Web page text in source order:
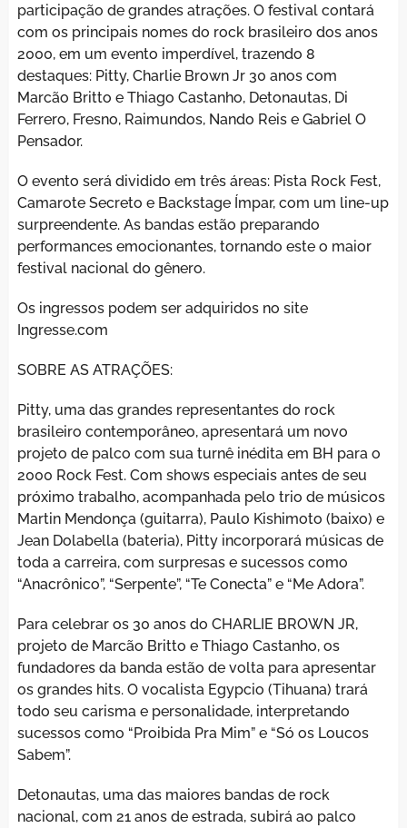
participação de grandes atrações. O festival contará
com os principais nomes do rock brasileiro dos anos
2000, em um evento imperdível, trazendo 8
destaques: Pitty, Charlie Brown Jr 30 anos com
Marcão Britto e Thiago Castanho, Detonautas, Di
Ferrero, Fresno, Raimundos, Nando Reis e Gabriel O
Pensador.
O evento será dividido em três áreas: Pista Rock Fest,
Camarote Secreto e Backstage Ímpar, com um line-up
surpreendente. As bandas estão preparando
performances emocionantes, tornando este o maior
festival nacional do gênero.
Os ingressos podem ser adquiridos no site
Ingresse.com
SOBRE AS ATRAÇÕES:
Pitty, uma das grandes representantes do rock
brasileiro contemporâneo, apresentará um novo
projeto de palco com sua turnê inédita em BH para o
2000 Rock Fest. Com shows especiais antes de seu
próximo trabalho, acompanhada pelo trio de músicos
Martin Mendonça (guitarra), Paulo Kishimoto (baixo) e
Jean Dolabella (bateria), Pitty incorporará músicas de
toda a carreira, com surpresas e sucessos como
“Anacrônico”, “Serpente”, “Te Conecta” e “Me Adora”.
Para celebrar os 30 anos do CHARLIE BROWN JR,
projeto de Marcão Britto e Thiago Castanho, os
fundadores da banda estão de volta para apresentar
os grandes hits. O vocalista Egypcio (Tihuana) trará
todo seu carisma e personalidade, interpretando
sucessos como “Proibida Pra Mim” e “Só os Loucos
Sabem”.
Detonautas, uma das maiores bandas de rock
nacional, com 21 anos de estrada, subirá ao palco